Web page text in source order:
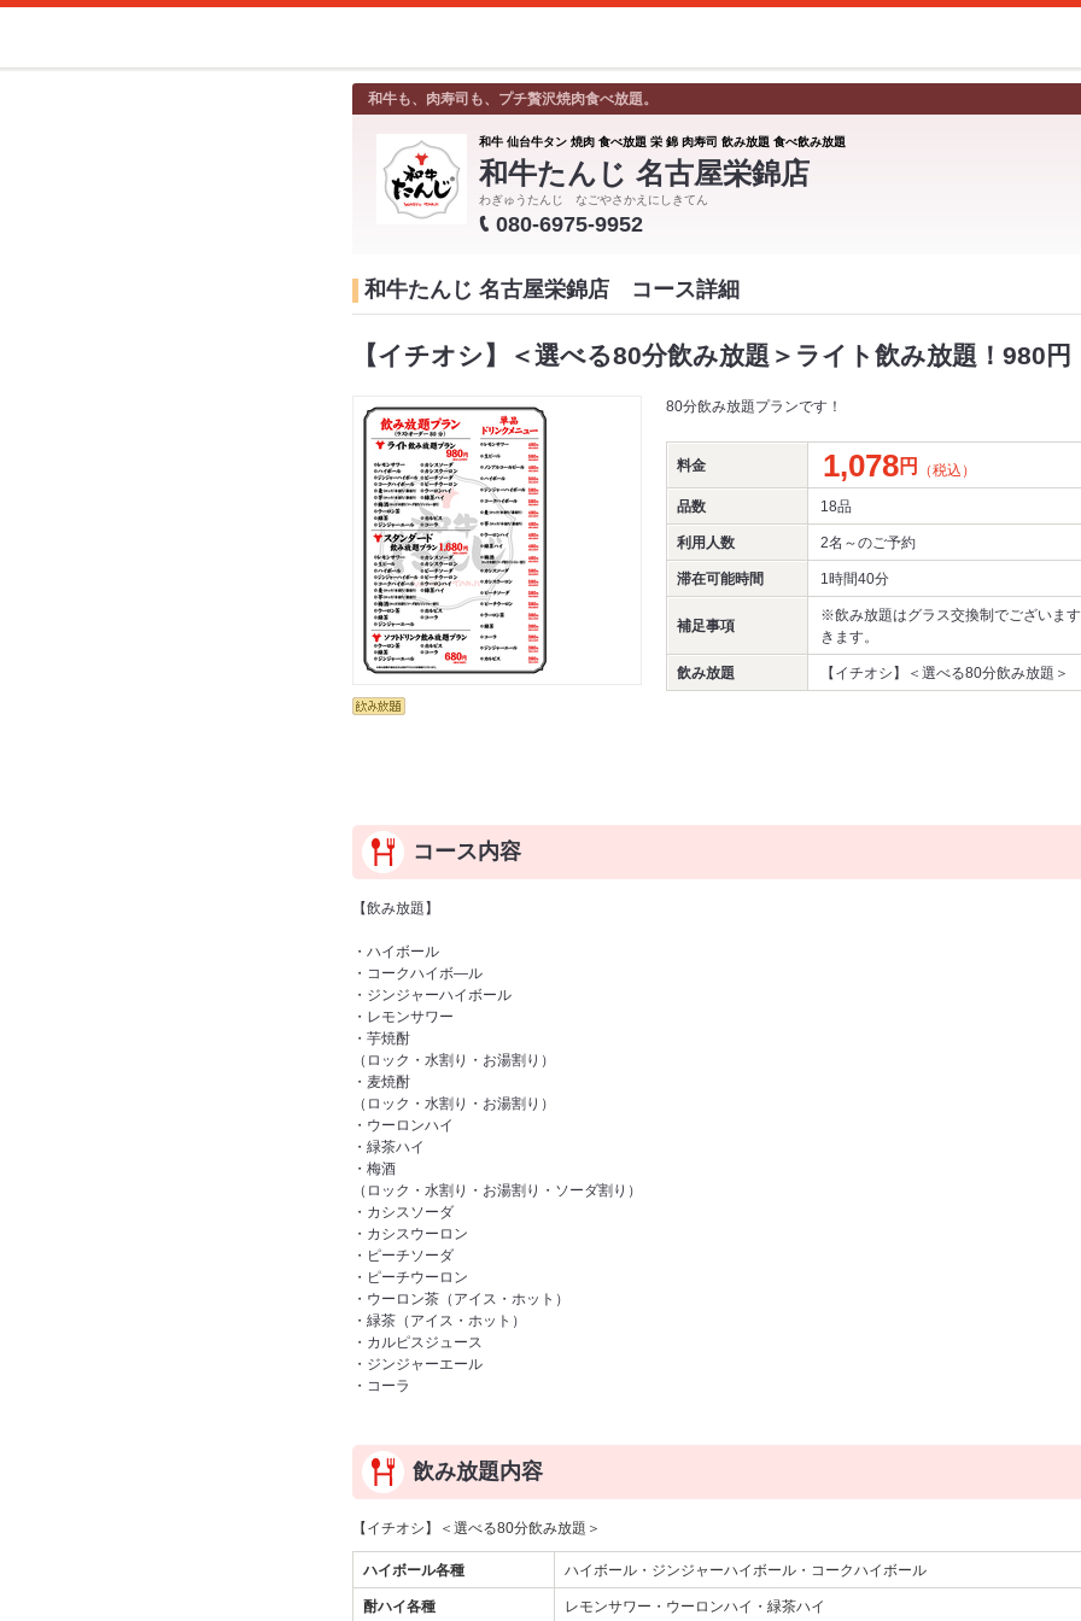
和牛も、肉寿司も、プチ贅沢焼肉食べ放題。
和牛 仙台牛タン 焼肉 食べ放題 栄 錦 肉寿司 飲み放題 食べ飲み放題
和牛たんじ 名古屋栄錦店
わぎゅうたんじ なごやさかえにしきてん
080-6975-9952
和牛たんじ 名古屋栄錦店 コース詳細
【イチオシ】＜選べる80分飲み放題＞ライト飲み放題！980円
80分飲み放題プランです！
料金 1,078円 （税込）
品数 18品
利用人数 2名～のご予約
滞在可能時間 1時間40分
補足事項
※飲み放題はグラス交換制でございま
きます。
飲み放題 【イチオシ】＜選べる80分飲み放題＞
コース内容
【飲み放題】
・ハイボール
・コークハイボ―ル
・ジンジャーハイボール
・レモンサワー
・芋焼酎
（ロック・水割り・お湯割り）
・麦焼酎
（ロック・水割り・お湯割り）
・ウーロンハイ
・緑茶ハイ
・梅酒
（ロック・水割り・お湯割り・ソーダ割り）
・カシスソーダ
・カシスウーロン
・ピーチソーダ
・ピーチウーロン
・ウーロン茶（アイス・ホット）
・緑茶（アイス・ホット）
・カルピスジュース
・ジンジャーエール
・コーラ
飲み放題内容
【イチオシ】＜選べる80分飲み放題＞
ハイボール各種 ハイボール・ジンジャーハイボール・コークハイボール
酎ハイ各種 レモンサワー・ウーロンハイ・緑茶ハイ